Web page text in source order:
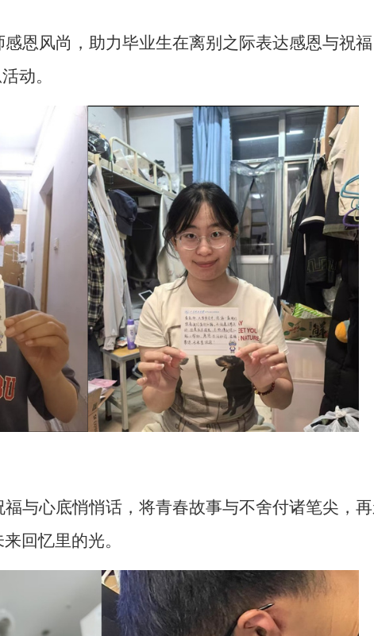
恩风尚，助力毕业生在离别之际表达感恩与祝
动。
与心底悄悄话，将青春故事与不舍付诸笔尖，
回忆里的光。